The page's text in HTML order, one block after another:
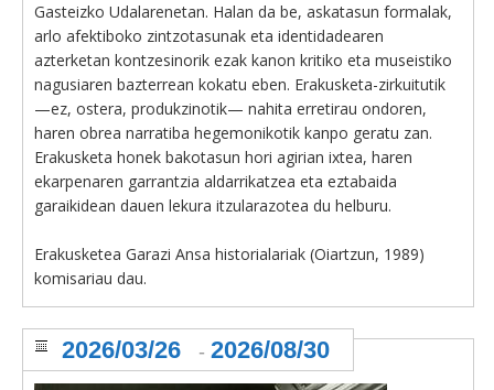
Gasteizko Udalarenetan. Halan da be, askatasun formalak,
arlo afektiboko zintzotasunak eta identidadearen
azterketan kontzesinorik ezak kanon kritiko eta museistiko
nagusiaren bazterrean kokatu eben. Erakusketa-zirkuitutik
—ez, ostera, produkzinotik— nahita erretirau ondoren,
haren obrea narratiba hegemonikotik kanpo geratu zan.
Erakusketa honek bakotasun hori agirian ixtea, haren
ekarpenaren garrantzia aldarrikatzea eta eztabaida
garaikidean dauen lekura itzularazotea du helburu.
Erakusketea Garazi Ansa historialariak (Oiartzun, 1989)
komisariau dau.
2026/03/26 - 2026/08/30